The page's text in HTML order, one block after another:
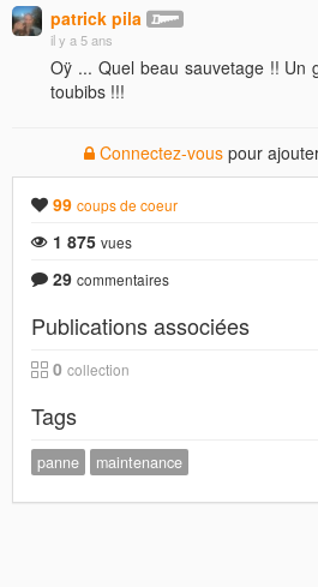
patrick pila
il y a 5 ans
Oÿ ... Quel beau sauvetage !! Un
toubibs !!!
Connectez-vous pour
99 coups de coeur
1 875 vues
29 commentaires
Publications associées
0 collection
Tags
panne maintenance